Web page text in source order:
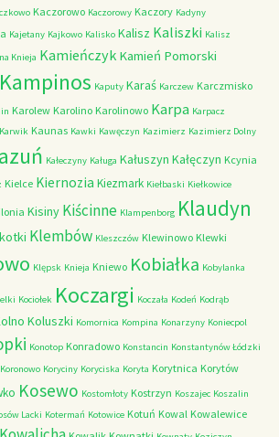
Kaczorowo Kaczorowy Kaczory Kadyny
Kajetany Kajkowo Kalisko Kalisz Kaliszki Kalisz
Knieja Kamieńczyk Kamień Pomorski
Kampinos Kaputy Karaś Karczew Karczmisko
Karolew Karolino Karolinowo Karpa Karpacz
Karwik Kaunas Kawki Kawęczyn Kazimierz Kazimierz Dolny
Kałeczyny Kaługa Kałuszyn Kałęczyn Kcynia
Kielce Kiernozia Kiezmark Kiełbaski Kiełkowice
Kisiny Kiścinne Klampenborg Klaudyn
Klembów Kleszczów Klewinowo Klewki
Klępsk Knieja Kniewo Kobiałka Kobylanka
Kociołek Koczargi Koczała Kodeń Kodrąb
Koluszki Komornica Kompina Konarzyny Koniecpol
Konotop Konradowo Konstancin Konstantynów Łódzki
Koronowo Koryciny Koryciska Koryta Korytnica Korytów
Kosewo Kostomłoty Kostrzyn Koszajec Koszalin
Lacki Kotermań Kotowice Kotuń Kowal Kowalewice